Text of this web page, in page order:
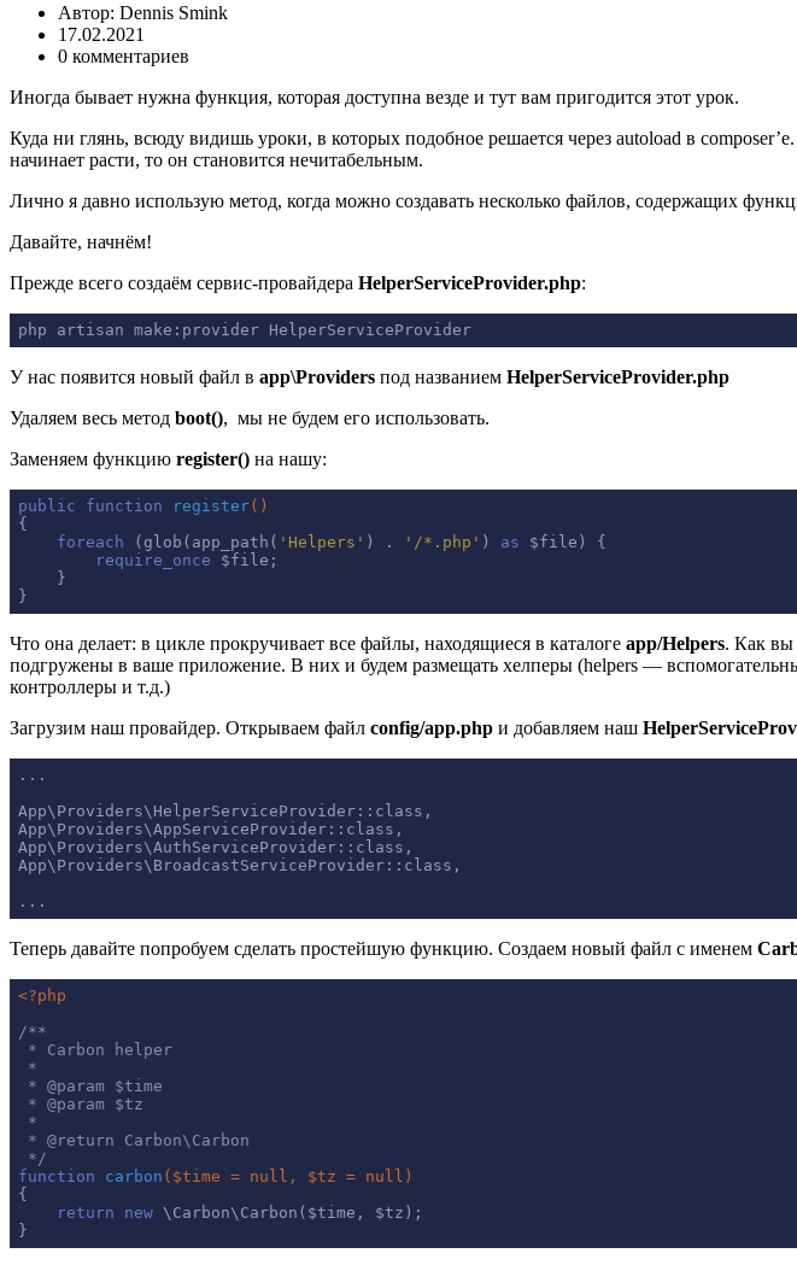
Автор: Dennis Smink
17.02.2021
0 комментариев
Иногда бывает нужна функция, которая доступна везде и тут вам пригодится этот урок.
Куда ни глянь, всюду видишь уроки, в которых подобное решается через autoload в
начинает расти, то он становится нечитабельным.
Лично я давно использую метод, когда можно создавать несколько файлов, содержащих
Давайте, начнём!
Прежде всего создаём сервис-провайдера HelperServiceProvider.php:
php artisan make:provider HelperServiceProvider
У нас появится новый файл в app\Providers под названием HelperServiceProvider.php
Удаляем весь метод boot(), мы не будем его использовать.
Заменяем функцию register() на нашу:
public function register()
{
foreach (glob(app_path( 'Helpers' ) . '/*.php' ) as $file) {
require_once $file;
    }
}
Что она делает: в цикле прокручивает все файлы, находящиеся в каталоге app/Helpers. Как вы
подгружены в ваше приложение. В них и будем размещать хелперы (helpers —
контроллеры и т.д.)
Загрузим наш провайдер. Открываем файл config/app.php и добавляем наш
...
App\Providers\HelperServiceProvider::class,
App\Providers\AppServiceProvider::class,
App\Providers\AuthServiceProvider::class,
App\Providers\BroadcastServiceProvider::class,
...
Теперь давайте попробуем сделать простейшую функцию. Создаем новый файл с именем
<?php
/**
* Carbon helper
*
* @param $time
* @param $tz
*
* @return Carbon\Carbon
*/
function
carbon ($time = null, $tz = null)
{
return
new \Carbon\Carbon($time, $tz);
}